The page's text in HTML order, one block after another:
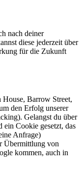
nach deiner
diese jederzeit über
für die Zukunft
Barrow Street,
den Erfolg unserer
Gelangst du über
ein Cookie gesetzt, das
Anfrage)
Übermittlung von
kommen, auch in